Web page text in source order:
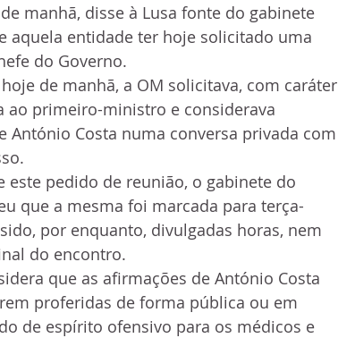
manhã, disse à Lusa fonte do gabinete
aquela entidade ter hoje solicitado uma
do Governo.
de manhã, a OM solicitava, com caráter
ao primeiro-ministro e considerava
António Costa numa conversa privada com
este pedido de reunião, o gabinete do
que a mesma foi marcada para terça-
por enquanto, divulgadas horas, nem
do encontro.
que as afirmações de António Costa
proferidas de forma pública ou em
de espírito ofensivo para os médicos e